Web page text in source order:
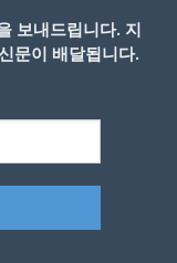
보내드립니다. 지
문이 배달됩니다.